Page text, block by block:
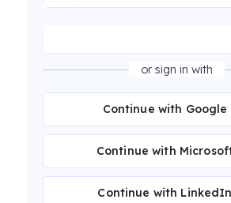
or sign in with
Continue with Google
Continue with
Continue with LinkedIn